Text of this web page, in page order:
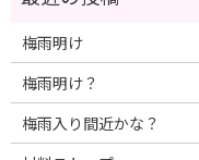
梅雨明け
梅雨明け？
梅雨入り間近かな？